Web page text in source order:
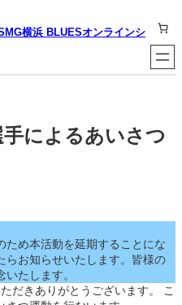
横浜 BLUESオンラインシ
手によるあいさつ
ため本活動を延期することにな
らお知らせいたします。皆様の
たします。
だきありがとうございます。 こ